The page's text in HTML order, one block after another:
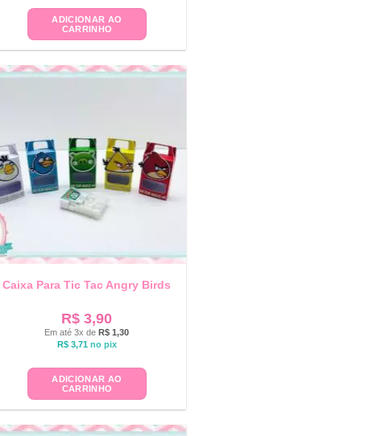
ADICIONAR AO
CARRINHO
Caixa Para Tic Tac Angry Birds
R$ 3,90
Em até 3x deR$ 1,30
R$3,71 no pix
ADICIONAR AO
CARRINHO